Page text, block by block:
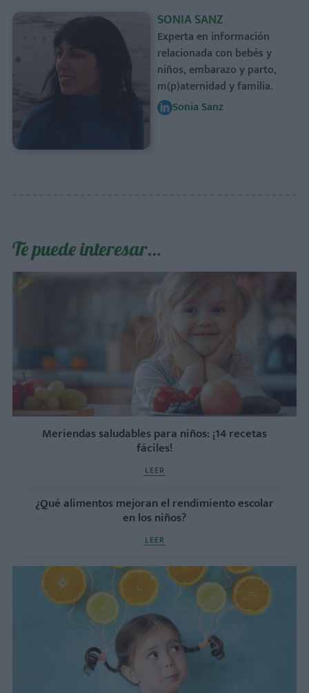
SONIA SANZ
Experta en información
relacionada con bebés y
niños, embarazo y parto,
m(p)aternidad y familia.
Sonia Sanz
Te puede interesar…
Meriendas saludables para niños: ¡14 recetas
fáciles!
LEER
¿Qué alimentos mejoran el rendimiento escolar
en los niños?
LEER